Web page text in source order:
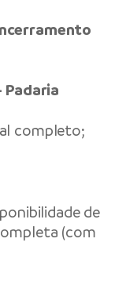
Padaria
completo;
de
(com